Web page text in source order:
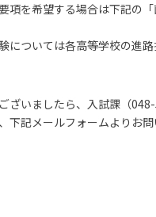
項を希望する場合は下記の
については各高等学校の進
ざいましたら、入試課（
下記メールフォームよりお